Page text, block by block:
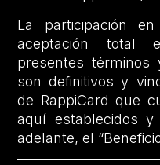
La participación
aceptación total
presentes términos
son definitivos y
de RappiCard que
aquí establecidos
adelante, el